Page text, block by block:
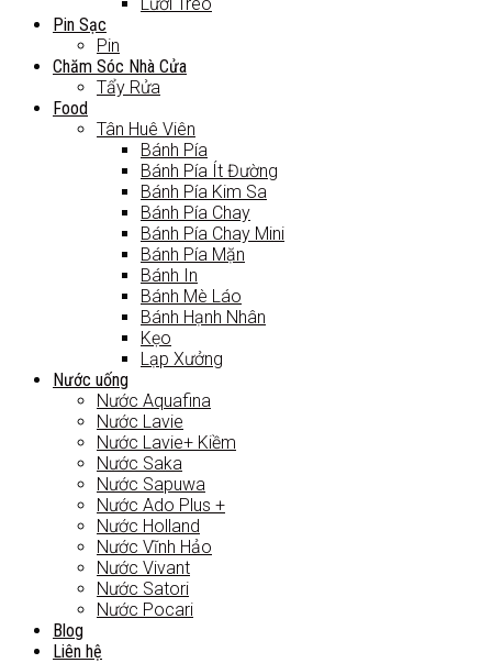
Pin Sạc
Pin
Chăm Sóc Nhà Cửa
Tẩy Rửa
Food
Tân Huê Viên
Bánh Pía
Bánh Pía Ít Đường
Bánh Pía Kim Sa
Bánh Pía Chay
Bánh Pía Chay Mini
Bánh Pía Mặn
Bánh In
Bánh Mè Láo
Bánh Hạnh Nhân
Kẹo
Lạp Xưởng
Nước uống
Nước Aquafina
Nước Lavie
Nước Lavie+ Kiềm
Nước Saka
Nước Sapuwa
Nước Ado Plus +
Nước Holland
Nước Vĩnh Hảo
Nước Vivant
Nước Satori
Nước Pocari
Blog
Liên hệ